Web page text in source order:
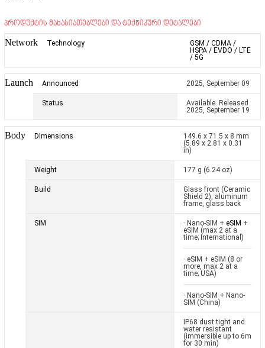
პროდუქტის მახასიათებლები და ტექნიკური დეტალები
Network Technology
GSM / CDMA /
HSPA / EVDO / LTE
/ 5G
Launch Announced 2025, September 09
Status
Available. Released
2025, September 19
Body Dimensions
149.6 x 71.5 x 8 mm
(5.89 x 2.81 x 0.31
in)
Weight 177 g (6.24 oz)
Build
Glass front (Ceramic
Shield 2), aluminum
frame, glass back
SIM · Nano-SIM + eSIM +
eSIM (max 2 at a
time; International)
· eSIM + eSIM (8 or
more, max 2 at a
time; USA)
· Nano-SIM + Nano-
SIM (China)
IP68 dust tight and
water resistant
(immersible up to 6m
for 30 min)